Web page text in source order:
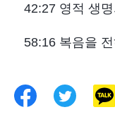
42:27 영적 생
58:16 복음을